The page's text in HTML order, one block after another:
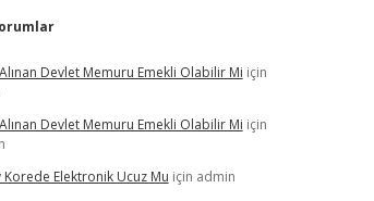
Devlet Memuru Emekli Olabilir Mi için
Devlet Memuru Emekli Olabilir Mi için
Korede Elektronik Ucuz Mu için admin